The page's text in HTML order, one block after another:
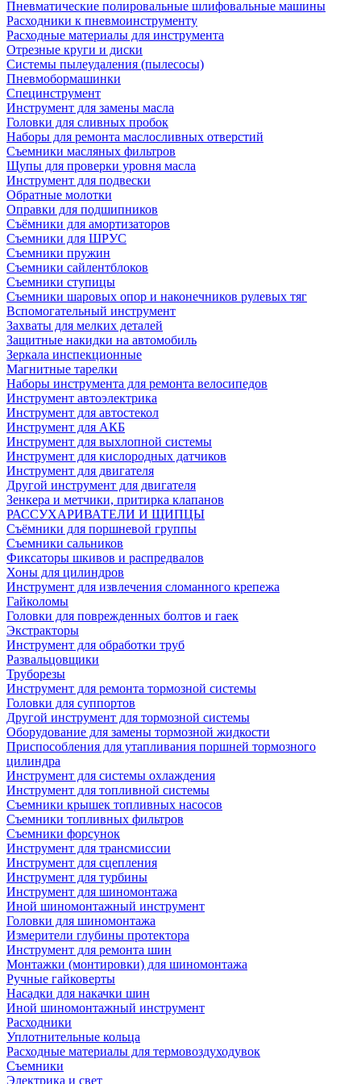
Пневматические полировальные шлифовальные машины
Расходники к пневмоинструменту
Расходные материалы для инструмента
Отрезные круги и диски
Системы пылеудаления (пылесосы)
Пневмобормашинки
Специнструмент
Инструмент для замены масла
Головки для сливных пробок
Наборы для ремонта маслосливных отверстий
Съемники масляных фильтров
Щупы для проверки уровня масла
Инструмент для подвески
Обратные молотки
Оправки для подшипников
Съёмники для амортизаторов
Съемники для ШРУС
Съемники пружин
Съемники сайлентблоков
Съемники ступицы
Съемники шаровых опор и наконечников рулевых тяг
Вспомогательный инструмент
Захваты для мелких деталей
Защитные накидки на автомобиль
Зеркала инспекционные
Магнитные тарелки
Наборы инструмента для ремонта велосипедов
Инструмент автоэлектрика
Инструмент для автостекол
Инструмент для АКБ
Инструмент для выхлопной системы
Инструмент для кислородных датчиков
Инструмент для двигателя
Другой инструмент для двигателя
Зенкера и метчики, притирка клапанов
РАССУХАРИВАТЕЛИ И ЩИПЦЫ
Съёмники для поршневой группы
Съемники сальников
Фиксаторы шкивов и распредвалов
Хоны для цилиндров
Инструмент для извлечения сломанного крепежа
Гайколомы
Головки для поврежденных болтов и гаек
Экстракторы
Инструмент для обработки труб
Развальцовщики
Труборезы
Инструмент для ремонта тормозной системы
Головки для суппортов
Другой инструмент для тормозной системы
Оборудование для замены тормозной жидкости
Приспособления для утапливания поршней тормозного
цилиндра
Инструмент для системы охлаждения
Инструмент для топливной системы
Съемники крышек топливных насосов
Съемники топливных фильтров
Съемники форсунок
Инструмент для трансмиссии
Инструмент для сцепления
Инструмент для турбины
Инструмент для шиномонтажа
Иной шиномонтажный инструмент
Головки для шиномонтажа
Измерители глубины протектора
Инструмент для ремонта шин
Монтажки (монтировки) для шиномонтажа
Ручные гайковерты
Насадки для накачки шин
Иной шиномонтажный инструмент
Расходники
Уплотнительные кольца
Расходные материалы для термовоздуходувок
Съемники
Электрика и свет